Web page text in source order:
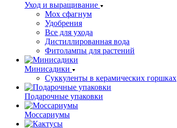
Уход и выращивание
Мох сфагнум
Удобрения
Все для ухода
Дистиллированная вода
Фитолампы для растений
Минисадики
Суккуленты в керамических горшках
Подарочные упаковки
Моссариумы